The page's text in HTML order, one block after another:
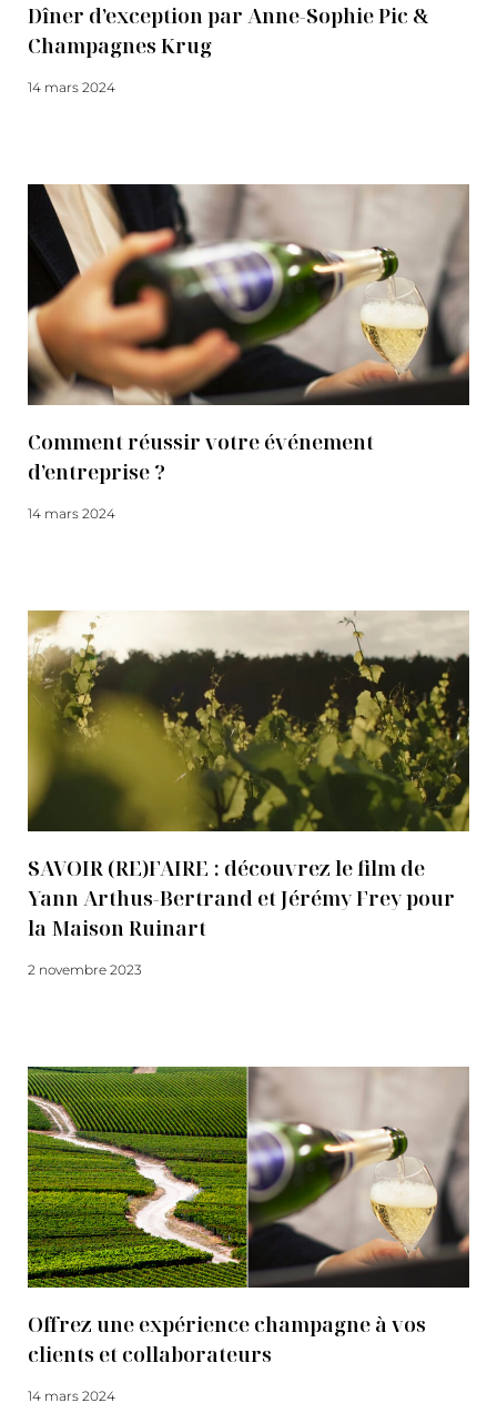
Dîner d’exception par Anne-Sophie Pic &
Champagnes Krug
14 mars 2024
Comment réussir votre événement
d’entreprise ?
14 mars 2024
SAVOIR (RE)FAIRE : découvrez le film de
Yann Arthus-Bertrand et Jérémy Frey pour
la Maison Ruinart
2 novembre 2023
Offrez une expérience champagne à vos
clients et collaborateurs
14 mars 2024